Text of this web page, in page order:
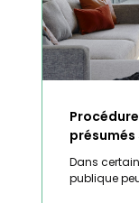
Dans
publique